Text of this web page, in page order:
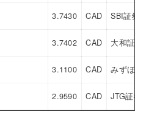
3.7430 CAD SBI証券
3.7402 CAD 大和証券
3.1100 CAD みずほ証
2.9590 CAD JTG証券